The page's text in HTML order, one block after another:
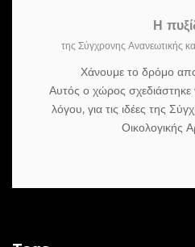
Η
της Σύγχρονης Ανανεωτικής
Χάνουμε το δρόμο
Αυτός ο χώρος σχεδιάστηκε
λόγου, για τις ιδέες της
Οικολογικής